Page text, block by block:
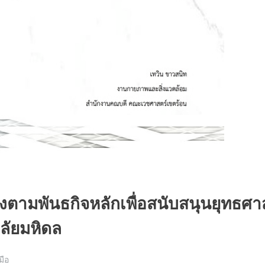
ตามพันธกิจหลักเพื่อสนับสนุนยุทธศ
ยมหิดล
อ